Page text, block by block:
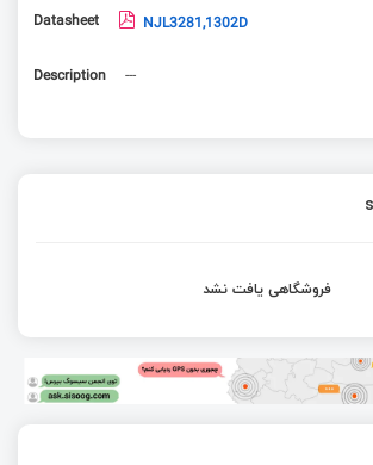
Datasheet NJL3281,1302D
Description ---
فروشگاهی یافت نشد